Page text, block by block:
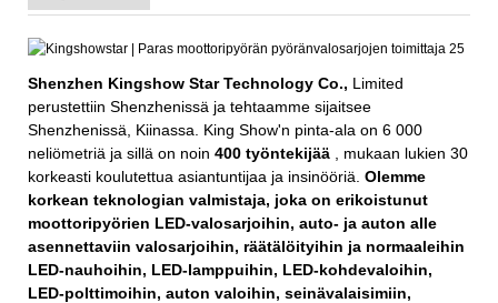
Shenzhen Kingshow Star Technology Co., Limited
perustettiin Shenzhenissä ja tehtaamme sijaitsee
Shenzhenissä, Kiinassa. King Show'n pinta-ala on 6 000
neliömetriä ja sillä on noin 400 työntekijää , mukaan lukien 30
korkeasti koulutettua asiantuntijaa ja insinööriä. Olemme
korkean teknologian valmistaja, joka on erikoistunut
moottoripyörien LED-valosarjoihin, auto- ja auton alle
asennettaviin valosarjoihin, räätälöityihin ja normaaleihin
LED-nauhoihin, LED-lamppuihin, LED-kohdevaloihin,
LED-polttimoihin, auton valoihin, seinävalaisimiin,